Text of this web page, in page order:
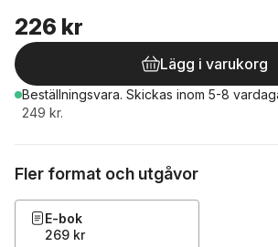
226 kr
Lägg i varukorg
Beställningsvara. Skickas inom 5-8
249 kr.
Fler format och utgåvor
E-bok
269 kr